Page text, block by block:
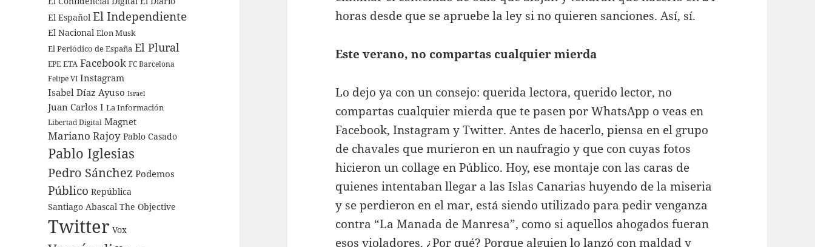
El Español El Independiente
El Nacional Elon Musk
El Periódico de España El Plural
EPE ETA Facebook FC Barcelona
Felipe VI Instagram
Isabel Díaz Ayuso Israel
Juan Carlos I La Información
Libertad Digital Magnet
Mariano Rajoy Pablo Casado
Pablo Iglesias
Pedro Sánchez Podemos
Público República
Santiago Abascal The Objective
Twitter Vox
horas desde que se apruebe la ley si no quieren sanciones. Así, sí.
Este verano, no compartas cualquier mierda
Lo dejo ya con un consejo: querida lectora, querido lector, no
compartas cualquier mierda que te pasen por WhatsApp o veas en
Facebook, Instagram y Twitter. Antes de hacerlo, piensa en el grupo
de chavales que murieron en un naufragio y que con cuyas fotos
hicieron un collage en Público. Hoy, ese montaje con las caras de
quienes intentaban llegar a las Islas Canarias huyendo de la miseria
y se perdieron en el mar, está siendo utilizado para pedir venganza
contra “La Manada de Manresa”, como si aquellos ahogados fueran
esos violadores. ¿Por qué? Porque alguien lo lanzó con maldad y